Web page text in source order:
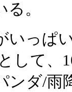
。
っぱ
して、
ンダ/雨